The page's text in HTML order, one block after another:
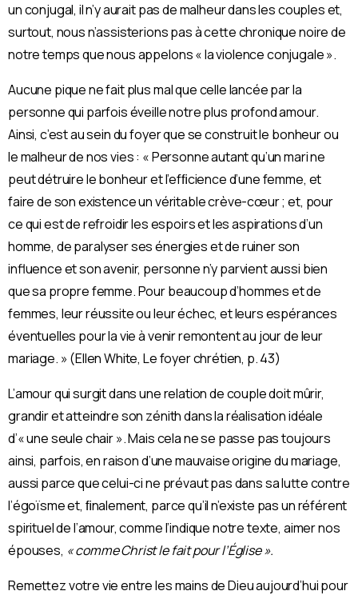
un conjugal, il n’y aurait pas de malheur dans les couples et,
surtout, nous n’assisterions pas à cette chronique noire de
notre temps que nous appelons « la violence conjugale ».
Aucune pique ne fait plus mal que celle lancée par la
personne qui parfois éveille notre plus profond amour.
Ainsi, c’est au sein du foyer que se construit le bonheur ou
le malheur de nos vies : « Personne autant qu’un mari ne
peut détruire le bonheur et l’efﬁcience d’une femme, et
faire de son existence un véritable crève-cœur ; et, pour
ce qui est de refroidir les espoirs et les aspirations d’un
homme, de paralyser ses énergies et de ruiner son
influence et son avenir, personne n’y parvient aussi bien
que sa propre femme. Pour beaucoup d’hommes et de
femmes, leur réussite ou leur échec, et leurs espérances
éventuelles pour la vie à venir remontent au jour de leur
mariage. » (Ellen White, Le foyer chrétien, p. 43)
L’amour qui surgit dans une relation de couple doit mûrir,
grandir et atteindre son zénith dans la réalisation idéale
d’« une seule chair ». Mais cela ne se passe pas toujours
ainsi, parfois, en raison d’une mauvaise origine du mariage,
aussi parce que celui-ci ne prévaut pas dans sa lutte contre
l’égoïsme et, ﬁnalement, parce qu’il n’existe pas un référent
spirituel de l’amour, comme l’indique notre texte, aimer nos
épouses, « comme Christ le fait pour l’Église ».
Remettez votre vie entre les mains de Dieu aujourd’hui pour